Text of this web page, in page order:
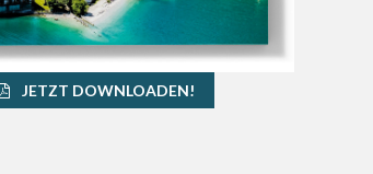
JETZT DOWNLOADEN!